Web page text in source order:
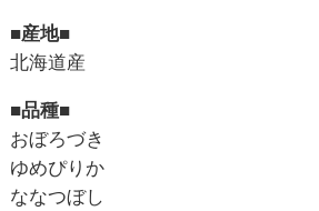
■産地■
北海道産
■品種■
おぼろづき
ゆめぴりか
ななつぼし